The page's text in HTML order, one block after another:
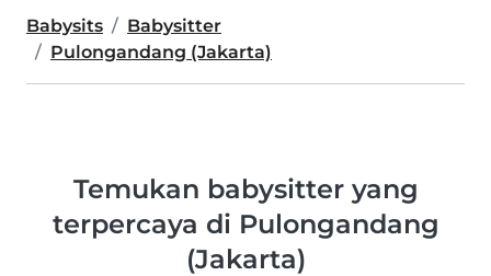
Babysits
Babysitter
Pulongandang (Jakarta)
Temukan babysitter yang
terpercaya di Pulongandang
(Jakarta)